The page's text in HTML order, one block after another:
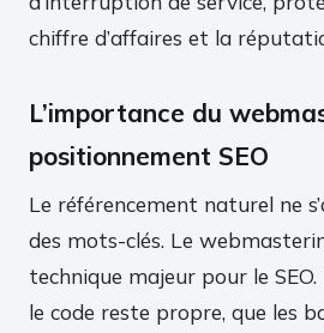
chiffre d’affaires et la
L’importance du
positionnement SEO
Le référencement naturel ne
des mots-clés. Le
technique majeur pour le
le code reste propre, que les